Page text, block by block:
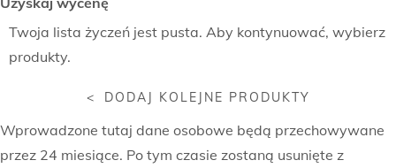
Wishlist
Twoja lista życzeń jest pusta. Aby kontynuować, wybierz
produkty.
DODAJ KOLEJNE PRODUKTY
Wprowadzone tutaj dane osobowe będą przechowywane
przez 24 miesiące. Po tym czasie zostaną usunięte z